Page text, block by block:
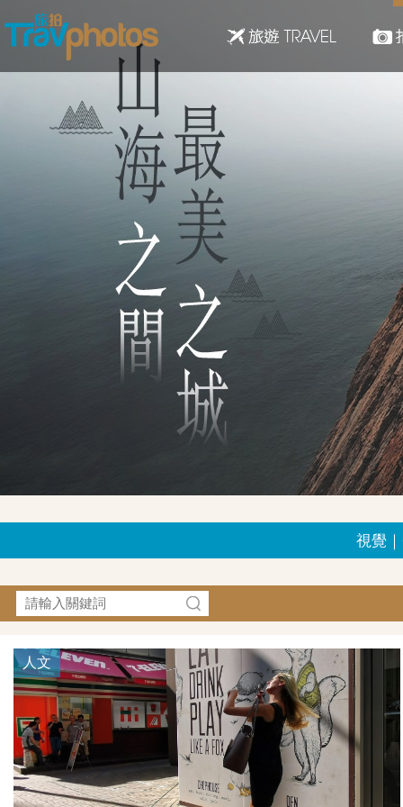
視覺
人文